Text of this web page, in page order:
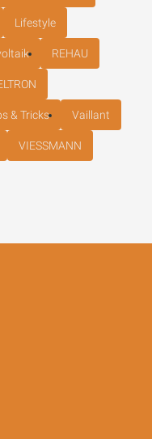
Lifestyle
REHAU
& Tricks Vaillant
VIESSMANN